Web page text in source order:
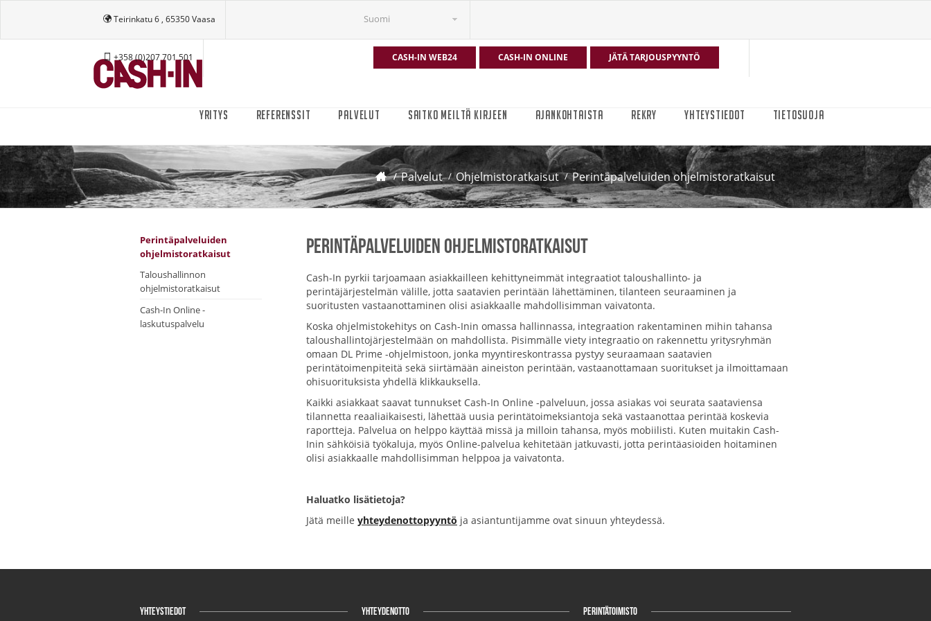
Teirinkatu 6 , 65350 Vaasa
+358 (0)207 701 501
Suomi
CASH-IN WEB24 CASH-IN ONLINE JÄTÄ TARJOUSPYYNTÖ
YRITYS REFERENSSIT PALVELUT SAITKO MEILTÄ KIRJEEN AJANKOHTAISTA REKRY YHTEYSTIEDOT TIETOSUOJA
Palvelut Ohjelmistoratkaisut Perintäpalveluiden ohjelmistoratkaisut
Perintäpalveluiden
ohjelmistoratkaisut
Taloushallinnon
ohjelmistoratkaisut
Cash-In Online -
laskutuspalvelu
Perintäpalveluiden ohjelmistoratkaisut
Cash-In pyrkii tarjoamaan asiakkailleen kehittyneimmät integraatiot taloushallinto- ja
perintäjärjestelmän välille, jotta saatavien perintään lähettäminen, tilanteen seuraaminen ja
suoritusten vastaanottaminen olisi asiakkaalle mahdollisimman vaivatonta.
Koska ohjelmistokehitys on Cash-Inin omassa hallinnassa, integraation rakentaminen mihin tahansa
taloushallintojärjestelmään on mahdollista. Pisimmälle viety integraatio on rakennettu yritysryhmän
omaan DL Prime -ohjelmistoon, jonka myyntireskontrassa pystyy seuraamaan saatavien
perintätoimenpiteitä sekä siirtämään aineiston perintään, vastaanottamaan suoritukset ja ilmoittamaan
ohisuorituksista yhdellä klikkauksella.
Kaikki asiakkaat saavat tunnukset Cash-In Online -palveluun, jossa asiakas voi seurata saataviensa
tilannetta reaaliaikaisesti, lähettää uusia perintätoimeksiantoja sekä vastaanottaa perintää koskevia
raportteja. Palvelua on helppo käyttää missä ja milloin tahansa, myös mobiilisti. Kuten muitakin Cash-
Inin sähköisiä työkaluja, myös Online-palvelua kehitetään jatkuvasti, jotta perintäasioiden hoitaminen
olisi asiakkaalle mahdollisimman helppoa ja vaivatonta.
Haluatko lisätietoja?
Jätä meille yhteydenottopyyntö ja asiantuntijamme ovat sinuun yhteydessä.
YHTEYSTIEDOT YHTEYDENOTTO PERINTÄTOIMISTO